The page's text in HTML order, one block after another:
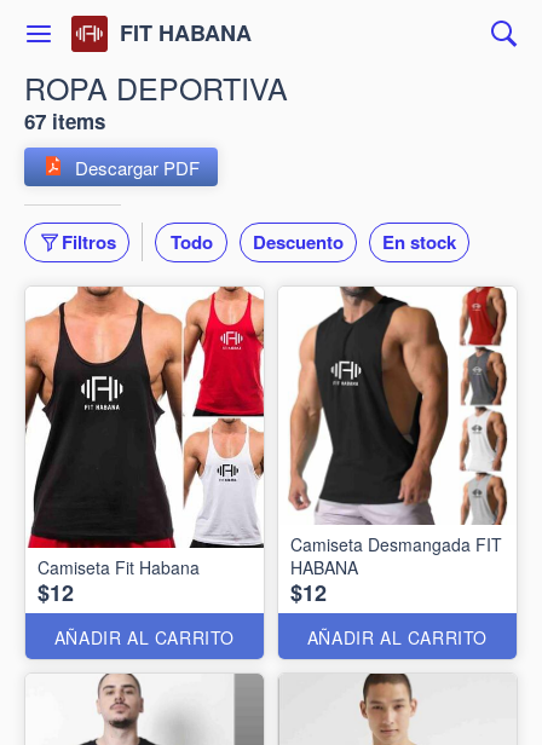
FIT HABANA
ROPA DEPORTIVA
67 items
Descargar PDF
Filtros Todo Descuento En stock
Camiseta Fit Habana
$12
AÑADIR AL CARRITO
Camiseta Desmangada FIT
HABANA
$12
AÑADIR AL CARRITO